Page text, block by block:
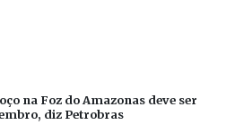
na Foz do Amazonas deve ser
diz Petrobras